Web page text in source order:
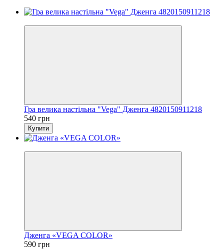
Гра велика настільна "Vega" Дженга 4820150911218
540 грн
Купити
Дженга «VEGA COLOR»
590 грн